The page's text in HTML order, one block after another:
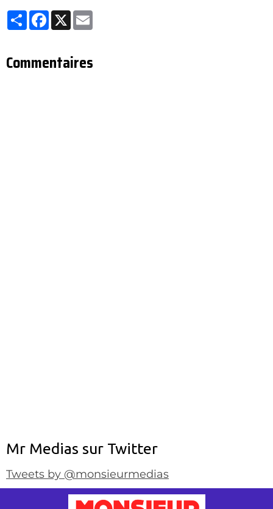
Partager
Facebook
X
Commentaires
Mr Medias sur Twitter
Tweets by @monsieurmedias